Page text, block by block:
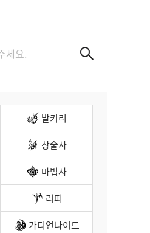
발키리
창술사
마법사
리퍼
가디언나이트